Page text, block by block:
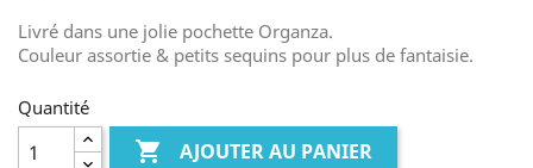
Livré dans une jolie pochette Organza.
Couleur assortie & petits sequins pour plus de fantaisie.
Quantité
 AJOUTER AU PANIER